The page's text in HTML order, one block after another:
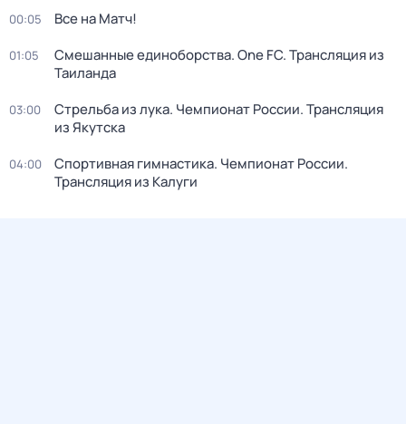
00:05 Все на Матч!
01:05
Смешанные единоборства. One FC. Трансляция из
Таиланда
03:00
Стрельба из лука. Чемпионат России. Трансляция
из Якутска
04:00
Спортивная гимнастика. Чемпионат России.
Трансляция из Калуги